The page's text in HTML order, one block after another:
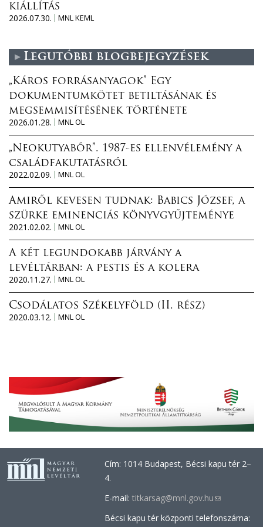
kiállítás
2026.07.30.
MNL KEML
Legutóbbi blogbejegyzések
„Káros forrásanyagok” Egy
dokumentumkötet betiltásának és
megsemmisítésének története
2026.01.28.
MNL OL
„Neokutyabőr”. 1987-es ellenvélemény a
családfakutatásról
2022.02.09.
MNL OL
Amiről kevesen tudnak: Babics József, a
szürke eminenciás könyvgyűjteménye
2021.02.02.
MNL OL
A két legundokabb járvány a
levéltárban: a pestis és a kolera
2020.11.27.
MNL OL
Csodálatos Székelyföld (II. rész)
2020.03.12.
MNL OL
Cím: 1014 Budapest, Bécsi kapu tér 2–
4.
E-mail:titkarsag@mnl.gov.hu(link
sends
Bécsi kapu tér központi telefonszáma: